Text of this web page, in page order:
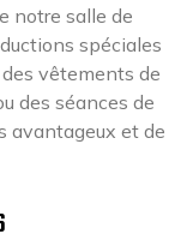
notre salle de
spéciales
vêtements de
des séances de
avantageux et de